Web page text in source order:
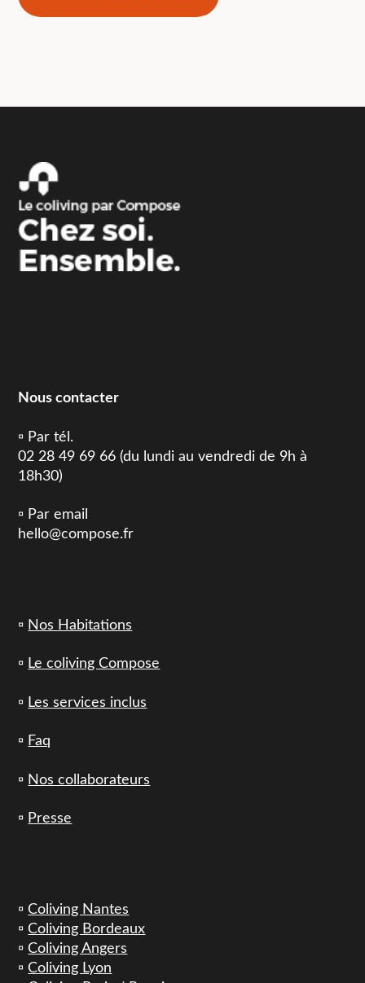
Nous contacter
▫️ Par tél.
02 28 49 69 66 (du lundi au vendredi de 9h à
18h30)
▫️ Par email
hello@compose.fr
▫️ Nos Habitations
▫️ Le coliving Compose
▫️ Les services inclus
▫️ Faq
▫️ Nos collaborateurs
▫️ Presse
▫️Coliving Nantes
▫️Coliving Bordeaux
▫️Coliving Angers
▫️Coliving Lyon